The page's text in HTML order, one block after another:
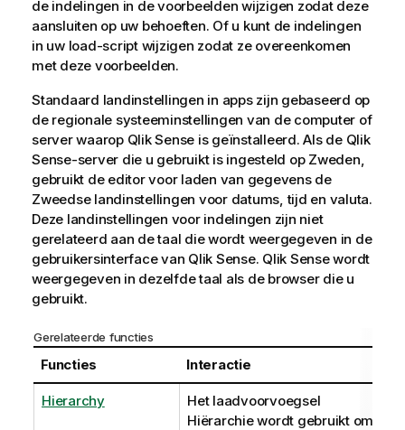
de indelingen in de voorbeelden wijzigen zodat deze
aansluiten op uw behoeften. Of u kunt de indelingen
in uw load-script wijzigen zodat ze overeenkomen
met deze voorbeelden.
Standaard landinstellingen in apps zijn gebaseerd op
de regionale systeeminstellingen van de computer of
server waarop Qlik Sense is geïnstalleerd. Als de Qlik
Sense-server die u gebruikt is ingesteld op Zweden,
gebruikt de editor voor laden van gegevens de
Zweedse landinstellingen voor datums, tijd en valuta.
Deze landinstellingen voor indelingen zijn niet
gerelateerd aan de taal die wordt weergegeven in de
gebruikersinterface van Qlik Sense. Qlik Sensewordt
weergegeven in dezelfde taal als de browser die u
gebruikt.
Gerelateerde functies
Functies Interactie
Hierarchy
Het laadvoorvoegsel
Hiërarchie wordt gebruikt om